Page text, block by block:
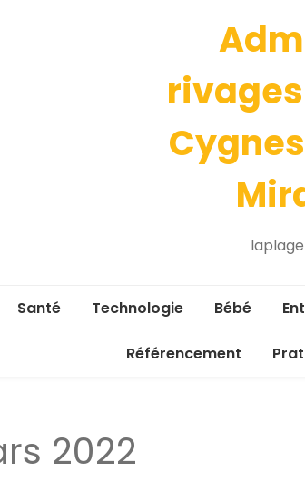
Santé Technologie Bébé
Référencement
2022